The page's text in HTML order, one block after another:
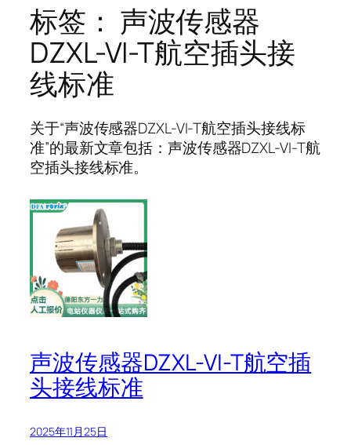
标签： 声波传感器
DZXL-VI-T航空插头接
线标准
关于“声波传感器DZXL-VI-T航空插头接线标
准”的最新文章包括：声波传感器DZXL-VI-T航
空插头接线标准。
声波传感器DZXL-VI-T航空插
头接线标准
2025年11月25日